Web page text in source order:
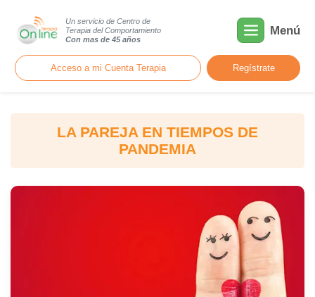
Un servicio de Centro de
Terapia del Comportamiento
Con mas de 45 años
Menú
Acceso a mi Cuenta Terapia Regístrate
LA PAREJA EN TIEMPOS DE
PANDEMIA